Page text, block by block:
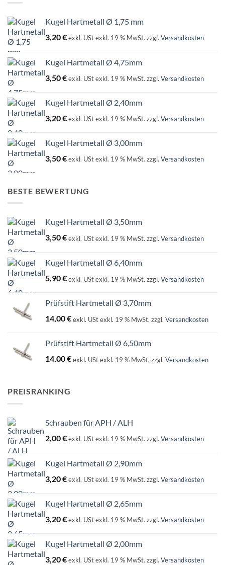
Kugel Hartmetall Ø 1,75 mm
3,20€exkl. UStexkl. 19 % MwSt. zzgl. Versandkosten
Kugel Hartmetall Ø 4,75mm
3,50€exkl. UStexkl. 19 % MwSt. zzgl. Versandkosten
Kugel Hartmetall Ø 2,40mm
3,20€exkl. UStexkl. 19 % MwSt. zzgl. Versandkosten
Kugel Hartmetall Ø 3,00mm
3,50€exkl. UStexkl. 19 % MwSt. zzgl. Versandkosten
BESTE BEWERTUNG
Kugel Hartmetall Ø 3,50mm
3,50€exkl. UStexkl. 19 % MwSt. zzgl. Versandkosten
Kugel Hartmetall Ø 6,40mm
5,90€exkl. UStexkl. 19 % MwSt. zzgl. Versandkosten
Prüfstift Hartmetall Ø 3,70mm
14,00€exkl. UStexkl. 19 % MwSt. zzgl. Versandkosten
Prüfstift Hartmetall Ø 6,50mm
14,00€exkl. UStexkl. 19 % MwSt. zzgl. Versandkosten
PREISRANKING
Schrauben für APH / ALH
2,00€exkl. UStexkl. 19 % MwSt. zzgl. Versandkosten
Kugel Hartmetall Ø 2,90mm
3,20€exkl. UStexkl. 19 % MwSt. zzgl. Versandkosten
Kugel Hartmetall Ø 2,65mm
3,20€exkl. UStexkl. 19 % MwSt. zzgl. Versandkosten
Kugel Hartmetall Ø 2,00mm
3,20€exkl. UStexkl. 19 % MwSt. zzgl. Versandkosten